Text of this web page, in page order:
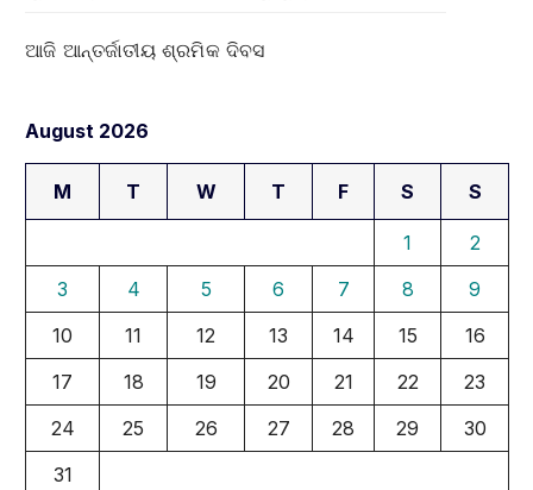
ଆଜି ଆନ୍ତର୍ଜାତୀୟ ଶ୍ରମିକ ଦିବସ
August 2026
M T W T F S S
1
2
3
4 5 6 7 8
9
10
11 12 13 14 15
16
17
18 19 20 21 22
23
24
25 26 27 28 29
30
31